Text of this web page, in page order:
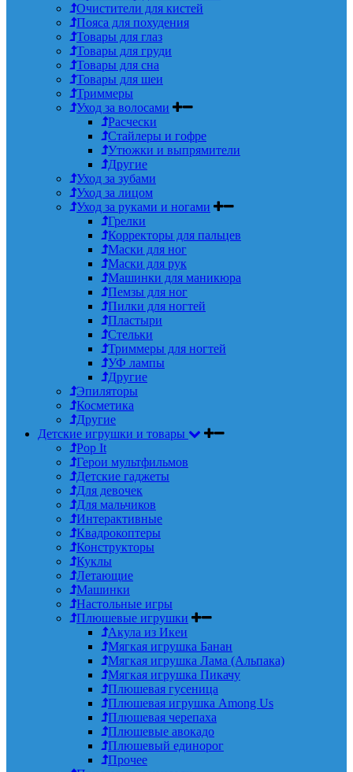
Очистители для кистей
Пояса для похудения
Товары для глаз
Товары для груди
Товары для сна
Товары для шеи
Триммеры
Уход за волосами
Расчески
Стайлеры и гофре
Утюжки и выпрямители
Другие
Уход за зубами
Уход за лицом
Уход за руками и ногами
Грелки
Корректоры для пальцев
Маски для ног
Маски для рук
Машинки для маникюра
Пемзы для ног
Пилки для ногтей
Пластыри
Стельки
Триммеры для ногтей
УФ лампы
Другие
Эпиляторы
Косметика
Другие
Детские игрушки и товары
Pop It
Герои мультфильмов
Детские гаджеты
Для девочек
Для мальчиков
Интерактивные
Квадрокоптеры
Конструкторы
Куклы
Летающие
Машинки
Настольные игры
Плюшевые игрушки
Акула из Икеи
Мягкая игрушка Банан
Мягкая игрушка Лама (Альпака)
Мягкая игрушка Пикачу
Плюшевая гусеница
Плюшевая игрушка Among Us
Плюшевая черепаха
Плюшевые авокадо
Плюшевый единорог
Прочее